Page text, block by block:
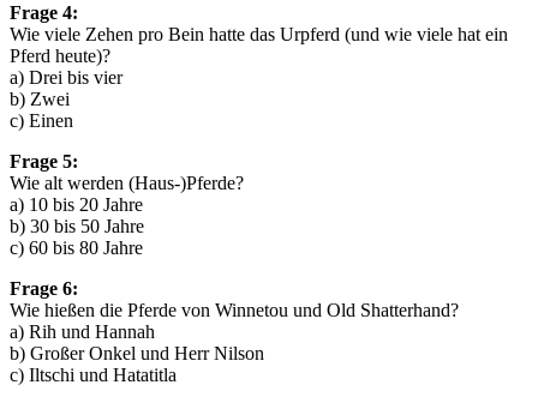
Frage 4:
Wie viele Zehen pro Bein hatte das Urpferd (und wie viele hat ein
Pferd heute)?
a) Drei bis vier
b) Zwei
c) Einen
Frage 5:
Wie alt werden (Haus-)Pferde?
a) 10 bis 20 Jahre
b) 30 bis 50 Jahre
c) 60 bis 80 Jahre
Frage 6:
Wie hießen die Pferde von Winnetou und Old Shatterhand?
a) Rih und Hannah
b) Großer Onkel und Herr Nilson
c) Iltschi und Hatatitla